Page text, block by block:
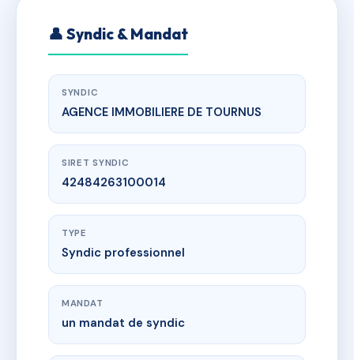
👤 Syndic & Mandat
SYNDIC
AGENCE IMMOBILIERE DE TOURNUS
SIRET SYNDIC
42484263100014
TYPE
Syndic professionnel
MANDAT
un mandat de syndic